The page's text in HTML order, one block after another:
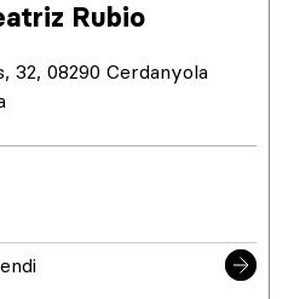
Rubio
32, 08290 Cerdanyola